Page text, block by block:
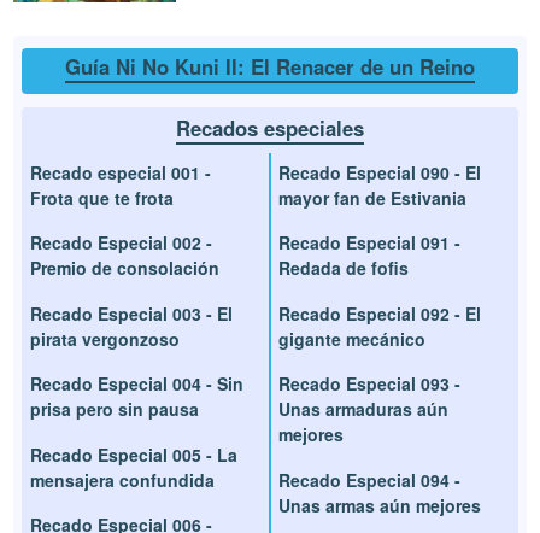
Guía Ni No Kuni II: El Renacer de un Reino
Recados especiales
Recado especial 001 -
Frota que te frota
Recado Especial 002 -
Premio de consolación
Recado Especial 003 - El
pirata vergonzoso
Recado Especial 004 - Sin
prisa pero sin pausa
Recado Especial 005 - La
mensajera confundida
Recado Especial 006 -
Recado Especial 090 - El
mayor fan de Estivania
Recado Especial 091 -
Redada de fofis
Recado Especial 092 - El
gigante mecánico
Recado Especial 093 -
Unas armaduras aún
mejores
Recado Especial 094 -
Unas armas aún mejores